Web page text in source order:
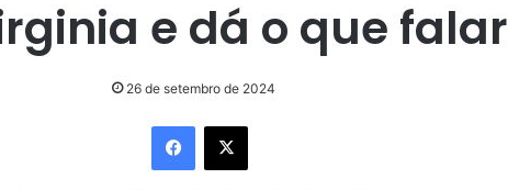
e dá o que falar
26 de setembro de 2024
Facebook
X